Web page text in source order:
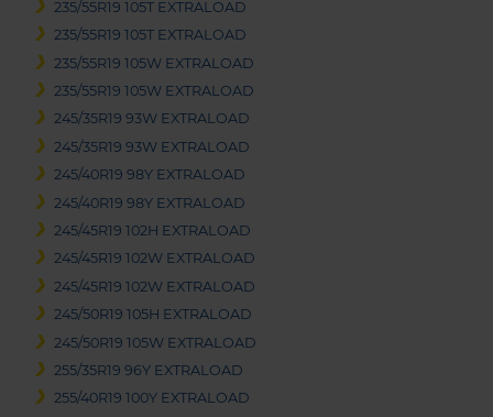
235/55R19 105T EXTRALOAD
235/55R19 105T EXTRALOAD
235/55R19 105W EXTRALOAD
235/55R19 105W EXTRALOAD
245/35R19 93W EXTRALOAD
245/35R19 93W EXTRALOAD
245/40R19 98Y EXTRALOAD
245/40R19 98Y EXTRALOAD
245/45R19 102H EXTRALOAD
245/45R19 102W EXTRALOAD
245/45R19 102W EXTRALOAD
245/50R19 105H EXTRALOAD
245/50R19 105W EXTRALOAD
255/35R19 96Y EXTRALOAD
255/40R19 100Y EXTRALOAD